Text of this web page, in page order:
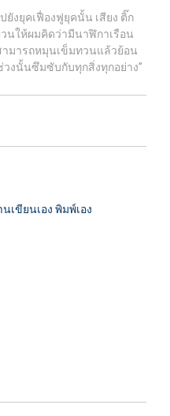
ยังยุคเฟื่องฟูยุคนั้น เสียง ติ๊ก
นให้ผมคิดว่ามีนาฬิกาเรือน
มารถหมุนเข็มทวนแล้วย้อน
วงนั้นซึมซับกับทุกสิ่งทุกอย่าง”
นเขียนเอง พิมพ์เอง